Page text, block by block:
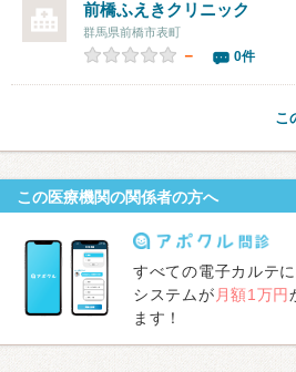
前橋ふえきクリニック
群馬県前橋市表町
－ 0件
こ
この医療機関の関係者の方へ
すべての電子カルテ
システムが 月額1万円
ます！